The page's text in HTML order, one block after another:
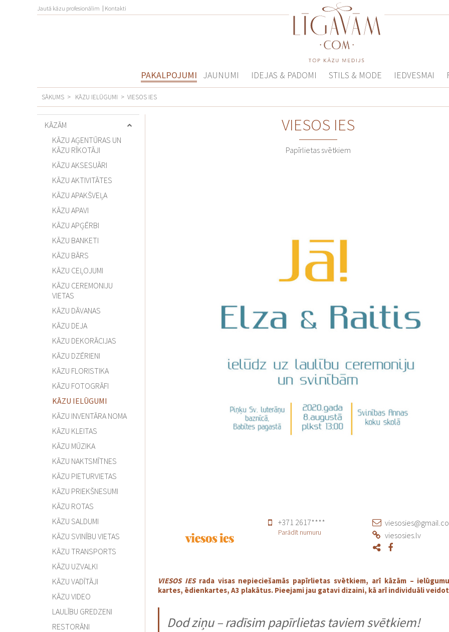
Jautā kāzu profesionālim Kontakti
PAKALPOJUMI JAUNUMI IDEJAS & PADOMI STILS & MODE IEDVESMAI
SĀKUMS > KĀZU IELŪGUMI > VIESOS IES
KĀZĀM
KĀZU AĢENTŪRAS UN
KĀZU RĪKOTĀJI
KĀZU AKSESUĀRI
KĀZU AKTIVITĀTES
KĀZU APAKŠVEĻA
KĀZU APAVI
KĀZU APĢĒRBI
KĀZU BANKETI
KĀZU BĀRS
KĀZU CEĻOJUMI
KĀZU CEREMONIJU
VIETAS
KĀZU DĀVANAS
KĀZU DEJA
KĀZU DEKORĀCIJAS
KĀZU DZĒRIENI
KĀZU FLORISTIKA
KĀZU FOTOGRĀFI
KĀZU IELŪGUMI
KĀZU INVENTĀRA NOMA
KĀZU KLEITAS
KĀZU MŪZIKA
KĀZU NAKTSMĪTNES
KĀZU PIETURVIETAS
KĀZU PRIEKŠNESUMI
KĀZU ROTAS
KĀZU SALDUMI
KĀZU SVINĪBU VIETAS
KĀZU TRANSPORTS
KĀZU UZVALKI
KĀZU VADĪTĀJI
KĀZU VIDEO
LAULĪBU GREDZENI
RESTORĀNI
VIESOS IES
Papīrlietas svētkiem
Parādīt numuru
+371 2617****
viesosies.lv
VIESOS IESrada visas nepieciešamās papīrlietas svētkiem, arī kāzām –
kartes, ēdienkartes, A3 plakātus. Pieejami jau gatavi dizaini, kā arī individuāli
Dod ziņu – radīsim papīrlietas taviem svētkiem!